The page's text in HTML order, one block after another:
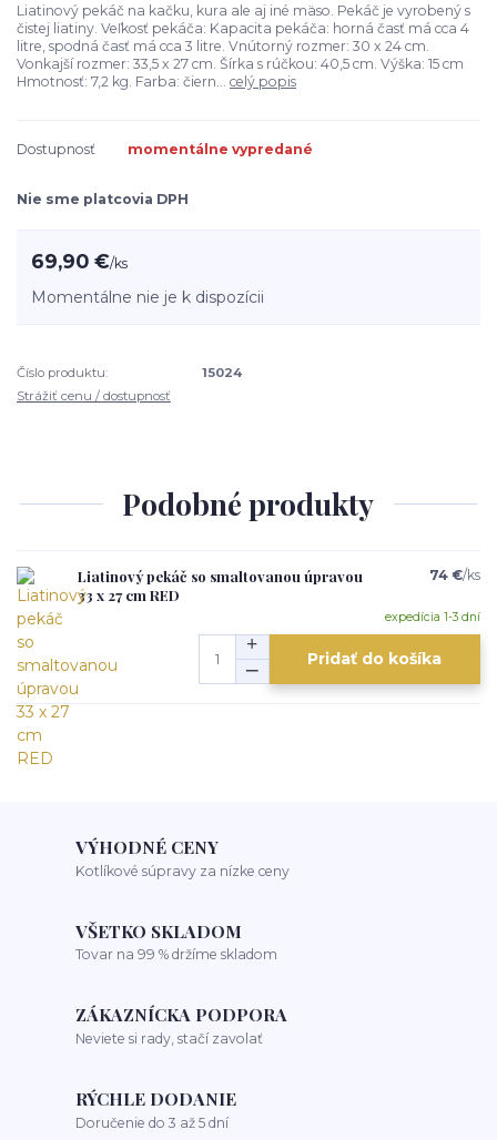
Liatinový pekáč na kačku, kura ale aj iné mäso. Pekáč je vyrobený s
čistej liatiny. Veľkosť pekáča: Kapacita pekáča: horná časť má cca 4
litre, spodná časť má cca 3 litre. Vnútorný rozmer: 30 x 24 cm.
Vonkajší rozmer: 33,5 x 27 cm. Šírka s rúčkou: 40,5 cm. Výška: 15 cm
Hmotnosť: 7,2 kg. Farba: čiern... celý popis
Dostupnosť momentálne vypredané
Nie sme platcovia DPH
69,90 €/ks
Momentálne nie je k dispozícii
Číslo produktu:
15024
Strážiť cenu / dostupnosť
Podobné produkty
Liatinový pekáč so smaltovanou úpravou
33 x 27 cm RED
74 €/ks
expedícia 1-3 dní
Pridať do košíka
VÝHODNÉ CENY
Kotlíkové súpravy za nízke ceny
VŠETKO SKLADOM
Tovar na 99 % držíme skladom
ZÁKAZNÍCKA PODPORA
Neviete si rady, stačí zavolať
RÝCHLE DODANIE
Doručenie do 3 až 5 dní